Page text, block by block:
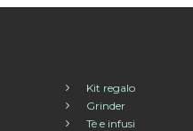
Kit regalo
Grinder
Tè e infusi